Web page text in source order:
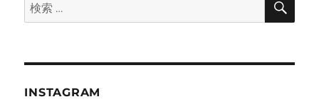
索:
INSTAGRAM